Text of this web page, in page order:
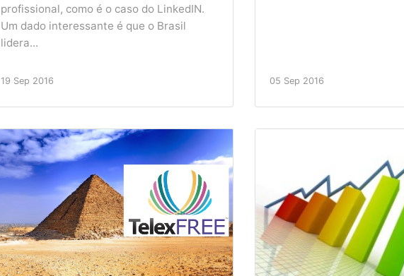
profissional, como é o caso do LinkedIN.
Um dado interessante é que o Brasil
lidera...
19 Sep 2016 05 Sep 2016